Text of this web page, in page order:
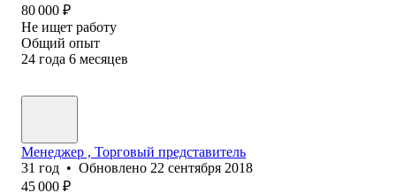
80 000 ₽
Не ищет работу
Общий опыт
24 года 6 месяцев
Менеджер , Торговый представитель
31 год • Обновлено 22 сентября 2018
45 000 ₽